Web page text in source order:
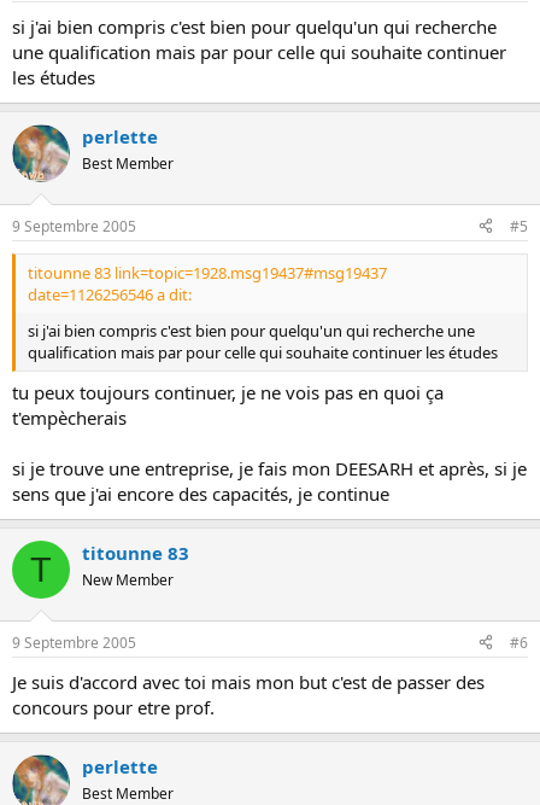
si j'ai bien compris c'est bien pour quelqu'un qui recherche
une qualification mais par pour celle qui souhaite continuer
les études
perlette
Best Member
9 Septembre 2005 #5
titounne 83 link=topic=1928.msg19437#msg19437
date=1126256546 a dit:
si j'ai bien compris c'est bien pour quelqu'un qui recherche une
qualification mais par pour celle qui souhaite continuer les études
tu peux toujours continuer, je ne vois pas en quoi ça
t'empècherais
si je trouve une entreprise, je fais mon DEESARH et après, si je
sens que j'ai encore des capacités, je continue
T titounne 83
New Member
9 Septembre 2005 #6
Je suis d'accord avec toi mais mon but c'est de passer des
concours pour etre prof.
perlette
Best Member